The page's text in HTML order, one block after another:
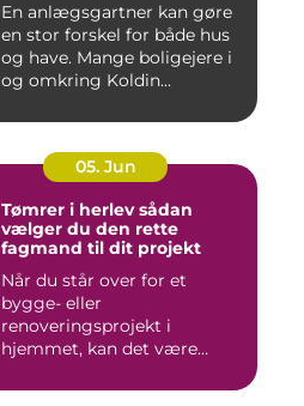
En anlægsgartner kan gøre
en stor forskel for både hus
og have. Mange boligejere i
og omkring Koldin...
05. Jun
Tømrer i herlev sådan
vælger du den rette
fagmand til dit projekt
Når du står over for et
bygge- eller
renoveringsprojekt i
hjemmet, kan det være